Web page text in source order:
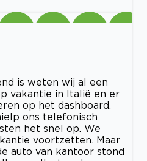
is weten wij al een
vakantie in Italië en er
op het dashboard.
ons telefonisch
het snel op. We
voortzetten. Maar
auto van kantoor stond